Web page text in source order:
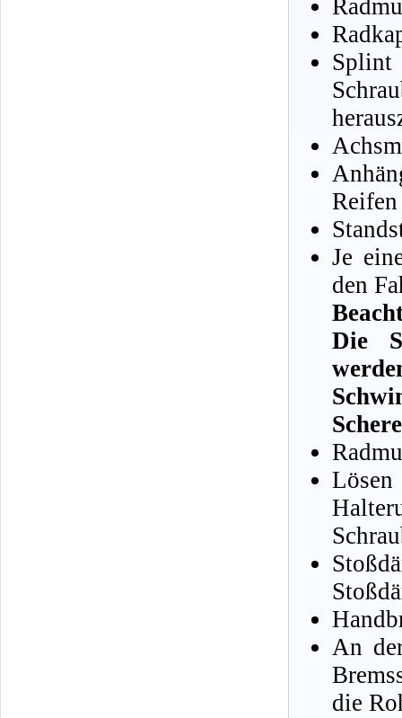
Je
den
Die
An
die